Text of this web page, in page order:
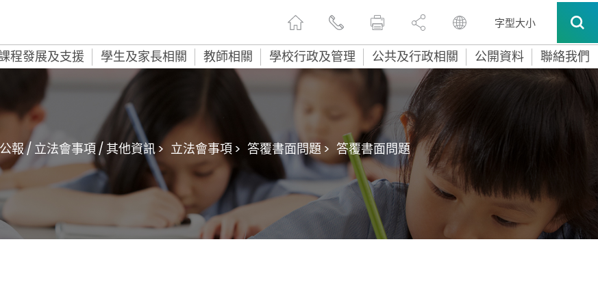
字型大小
程發展及支援 學生及家長相關 教師相關 學校行政及管理 公共及行政相關 公開資料 聯絡我們
報 / 立法會事項 / 其他資訊 > 立法會事項 > 答覆書面問題 > 答覆書面問題